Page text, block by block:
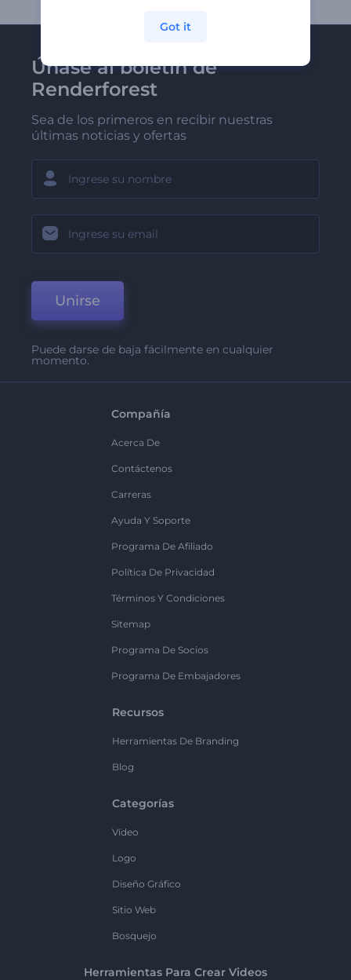
Únase al boletín de
Renderforest
Sea de los primeros en recibir nuestras
últimas noticias y ofertas
Unirse
Puede darse de baja fácilmente en cualquier
momento.
Compañía
Acerca De
Contáctenos
Carreras
Ayuda Y Soporte
Programa De Afiliado
Política De Privacidad
Términos Y Condiciones
Sitemap
Programa De Socios
Programa De Embajadores
Recursos
Herramientas De Branding
Blog
Categorías
Vídeo
Logo
Diseño Gráfico
Sitio Web
Bosquejo
Herramientas Para Crear Videos
Got it